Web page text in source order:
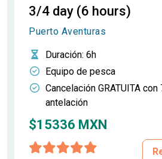
3/4 day (6 hours)
Puerto Aventuras
Duración: 6h
Equipo de pesca
Cancelación GRATUITA
antelación
$15336 MXN